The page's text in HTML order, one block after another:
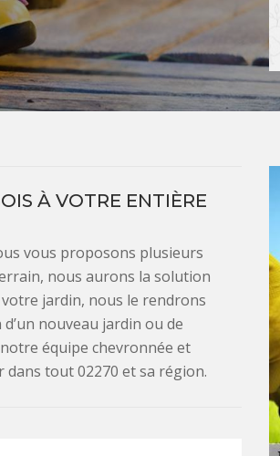
À VOTRE ENTIÈRE
vous proposons plusieurs
nous aurons la solution
jardin, nous le rendrons
nouveau jardin ou de
équipe chevronnée et
tout 02270 et sa région.